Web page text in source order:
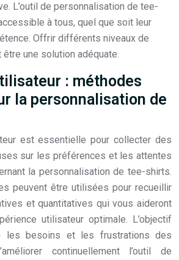
L’outil de personnalisation de tee-
à tous, quel que soit leur
Offrir différents niveaux de
une solution adéquate.
: méthodes
la personnalisation de
est essentielle pour collecter des
sur les préférences et les attentes
la personnalisation de tee-shirts.
peuvent être utilisées pour recueillir
et quantitatives qui vous aideront
utilisateur optimale. L’objectif
les besoins et les frustrations des
continuellement l’outil de